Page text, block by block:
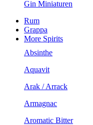
Gin Miniaturen
Rum
Grappa
More Spirits
Absinthe
Aquavit
Arak / Arrack
Armagnac
Aromatic Bitter